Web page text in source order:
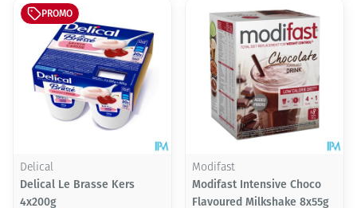
PROMO
Delical
Delical Le Brasse Kers
4x200g
Modifast
Modifast Intensive Choco
Flavoured Milkshake 8x55g